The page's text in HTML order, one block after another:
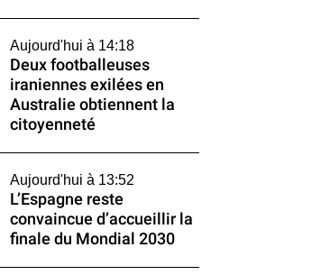
Aujourd'hui à 14:18
Deux footballeuses
iraniennes exilées en
Australie obtiennent la
citoyenneté
Aujourd'hui à 13:52
L’Espagne reste
convaincue d’accueillir la
finale du Mondial 2030